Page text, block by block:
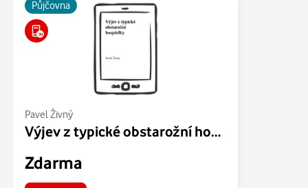
Půjčovna
Pavel Živný
Výjev z typické obstarožní hospůdky
Zdarma